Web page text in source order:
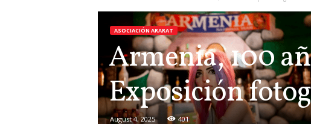
ASOCIACIÓN ARARAT
Armenia, 100
Exposición
August 4, 2025 401